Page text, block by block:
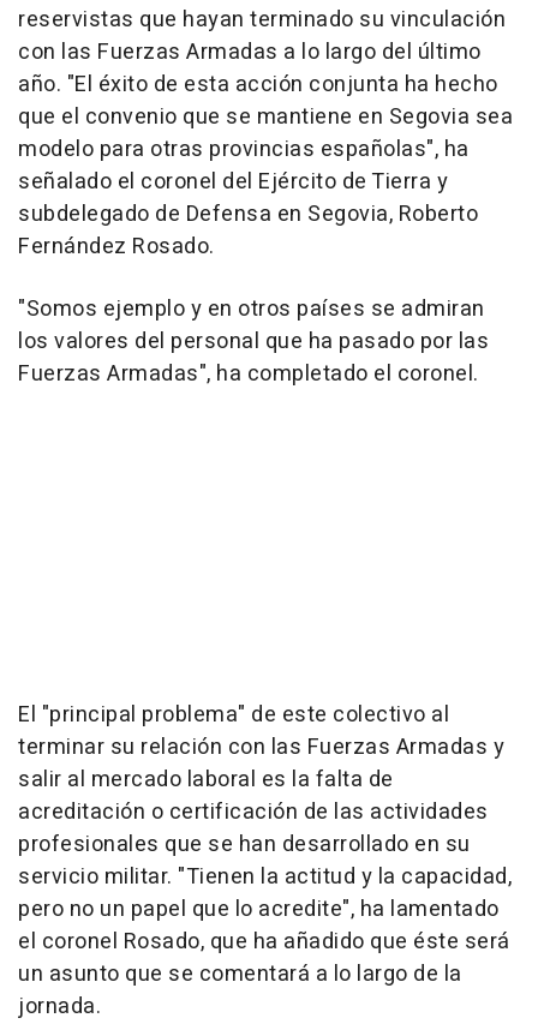
reservistas que hayan terminado su vinculación
con las Fuerzas Armadas a lo largo del último
año. "El éxito de esta acción conjunta ha hecho
que el convenio que se mantiene en Segovia sea
modelo para otras provincias españolas", ha
señalado el coronel del Ejército de Tierra y
subdelegado de Defensa en Segovia, Roberto
Fernández Rosado.
"Somos ejemplo y en otros países se admiran
los valores del personal que ha pasado por las
Fuerzas Armadas", ha completado el coronel.
El "principal problema" de este colectivo al
terminar su relación con las Fuerzas Armadas y
salir al mercado laboral es la falta de
acreditación o certificación de las actividades
profesionales que se han desarrollado en su
servicio militar. "Tienen la actitud y la capacidad,
pero no un papel que lo acredite", ha lamentado
el coronel Rosado, que ha añadido que éste será
un asunto que se comentará a lo largo de la
jornada.